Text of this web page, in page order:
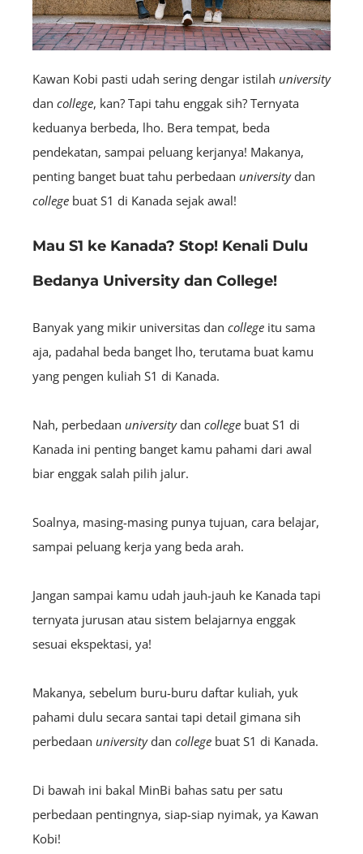
Kawan Kobi pasti udah sering dengar istilah university
dan college, kan? Tapi tahu enggak sih? Ternyata
keduanya berbeda, lho. Bera tempat, beda
pendekatan, sampai peluang kerjanya! Makanya,
penting banget buat tahu perbedaan universitydan
college buat S1 di Kanada sejak awal!
Mau S1 ke Kanada? Stop! Kenali Dulu
Bedanya University dan College!
Banyak yang mikir universitas dan college itu sama
aja, padahal beda banget lho, terutama buat kamu
yang pengen kuliah S1 di Kanada.
Nah, perbedaan universitydan college buat S1 di
Kanada ini penting banget kamu pahami dari awal
biar enggak salah pilih jalur.
Soalnya, masing-masing punya tujuan, cara belajar,
sampai peluang kerja yang beda arah.
Jangan sampai kamu udah jauh-jauh ke Kanada tapi
ternyata jurusan atau sistem belajarnya enggak
sesuai ekspektasi, ya!
Makanya, sebelum buru-buru daftar kuliah, yuk
pahami dulu secara santai tapi detail gimana sih
perbedaan universitydan college buat S1 di Kanada.
Di bawah ini bakal MinBi bahas satu per satu
perbedaan pentingnya, siap-siap nyimak, ya Kawan
Kobi!